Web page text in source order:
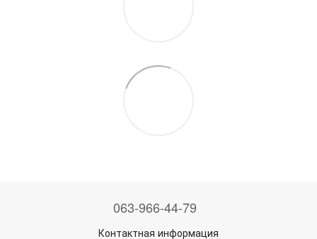
063-966-44-79
Контактная информация